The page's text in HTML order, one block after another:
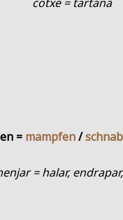
= mampfen/
= halar,